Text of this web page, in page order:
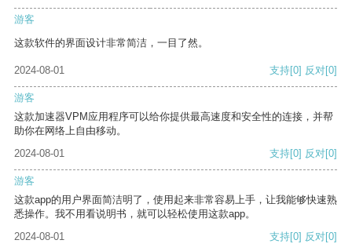
游客
这款软件的界面设计非常简洁，一目了然。
2024-08-01 支持[0] 反对[0]
游客
这款加速器VPM应用程序可以给你提供最高速度和安全性的连接，并帮
助你在网络上自由移动。
2024-08-01
支持[0] 反对[0]
游客
这款app的用户界面简洁明了，使用起来非常容易上手，让我能够快速熟
悉操作。我不用看说明书，就可以轻松使用这款app。
2024-08-01
支持[0] 反对[0]